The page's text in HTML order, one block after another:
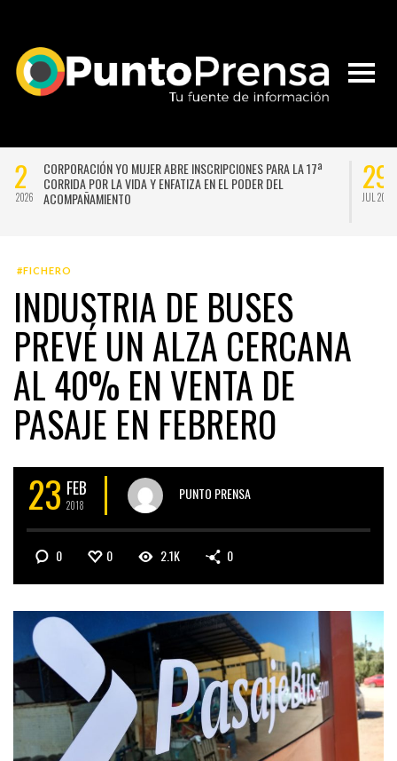
27
JUL 2026
UNIVERSIDAD DE CHILE VENCE CON SUFRIMIENTO A AUDAX
ITALIANO Y SE INSTALA EN LA PELEA POR EL SEGUNDO LUGAR
JUL
#FICHERO
INDUSTRIA DE BUSES
PREVÉ UN ALZA CERCANA
AL 40% EN VENTA DE
PASAJE EN FEBRERO
23 FEB
2018
PUNTO PRENSA
0 0 2.1K 0